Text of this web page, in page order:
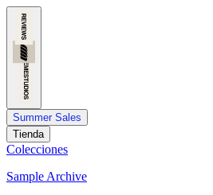
Summer Sales
Tienda
Colecciones
Sample Archive